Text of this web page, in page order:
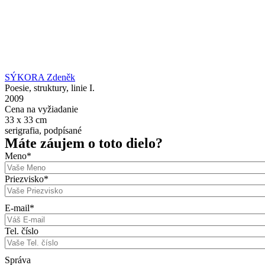
SÝKORA Zdeněk
Poesie, struktury, linie I.
2009
Cena na vyžiadanie
33 x 33 cm
serigrafia, podpísané
Máte záujem o toto dielo?
Meno*
Priezvisko*
E-mail*
Tel. číslo
Správa